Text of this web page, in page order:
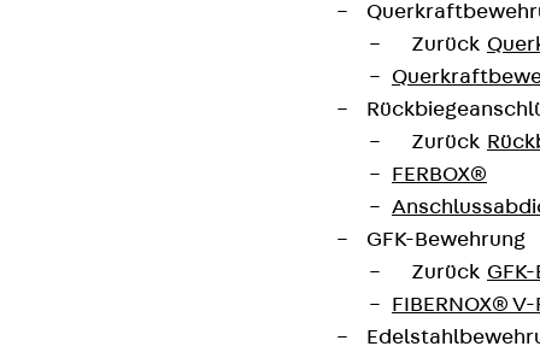
Zurück
Zurück
FERBOX®
GFK-Bewehrung
Zurück
FIBERNOX® V-